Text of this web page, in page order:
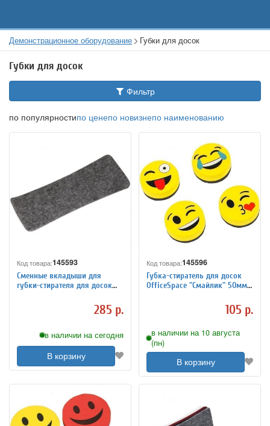
Демонстрационное оборудование Губки для досок
Губки для досок
Фильтр
по популярностипо ценепо новизнепо наименованию
Код товара:145593
Сменные вкладыши для
губки-стирателя для досок
Berlingo "Ultra" (10шт.)
285 р.
в наличии на сегодня
В корзину
Код товара:145596
Губка-стиратель для досок
OfficeSpace "Смайлик" 50мм,
105 р.
в наличии на 10 августа
(пн)
В корзину